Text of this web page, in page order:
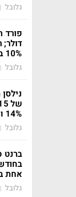
גלובל |
10% בשישה ימי מסחר
גלובל |
14% ומתקרבת למחיר ההצעה
גלובל |
אחת
גלובל |